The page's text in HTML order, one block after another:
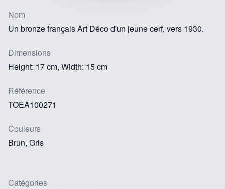
Nom
Un bronze français Art Déco d'un jeune cerf, vers 1930.
Dimensions
Height: 17 cm, Width: 15 cm
Référence
TOEA100271
Couleurs
Brun, Gris
Catégories